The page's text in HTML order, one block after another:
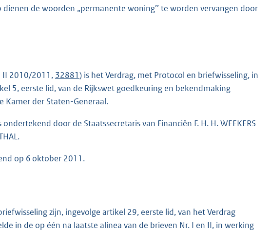
de woorden „permanente woning’’ te worden vervangen door
II 2010/2011, 32881) is het Verdrag, met Protocol en briefwisseling, in
5, eerste lid, van de Rijkswet goedkeuring en bekendmaking
Kamer der Staten-Generaal.
door de Staatssecretaris van Financiën F. H. H. WEEKERS
op 6 oktober 2011.
zijn, ingevolge artikel 29, eerste lid, van het Verdrag
in de op één na laatste alinea van de brieven Nr. I en II, in werking